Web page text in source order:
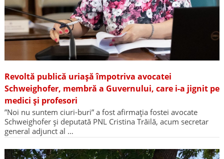
Revoltă publică uriașă împotriva avocatei
Schweighofer, membră a Guvernului, care i-a jignit pe
medici și profesori
”Noi nu suntem ciuri-buri” a fost afirmația fostei avocate
Schweighofer și deputată PNL Cristina Trăilă, acum secretar
general adjunct al …